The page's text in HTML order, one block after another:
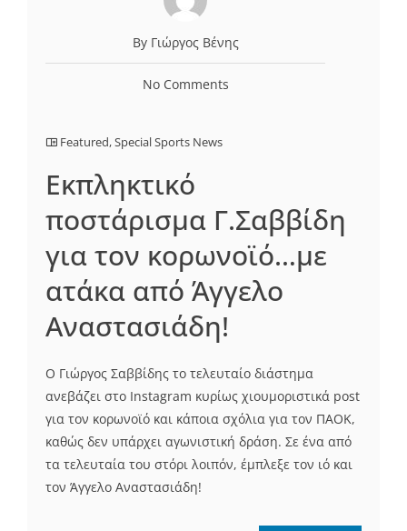
By Γιώργος Βένης
No Comments
Featured,Special Sports News
Εκπληκτικό
ποστάρισμα Γ.Σαββίδη
για τον κορωνοϊό…με
ατάκα από Άγγελο
Αναστασιάδη!
Ο Γιώργος Σαββίδης το τελευταίο διάστημα
ανεβάζει στο Instagram κυρίως χιουμοριστικά post
για τον κορωνοϊό και κάποια σχόλια για τον ΠΑΟΚ,
καθώς δεν υπάρχει αγωνιστική δράση. Σε ένα από
τα τελευταία του στόρι λοιπόν, έμπλεξε τον ιό και
τον Άγγελο Αναστασιάδη!